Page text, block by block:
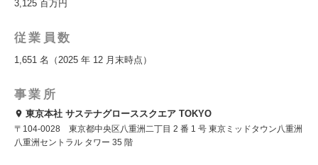
3,125 百万円
従業員数
1,651 名（2025 年 12 月末時点）
事業所
東京本社 サステナグローススクエア TOKYO
〒104-0028 東京都中央区八重洲二丁目 2 番 1 号 東京ミッドタウン八重洲
八重洲セントラル タワー 35 階